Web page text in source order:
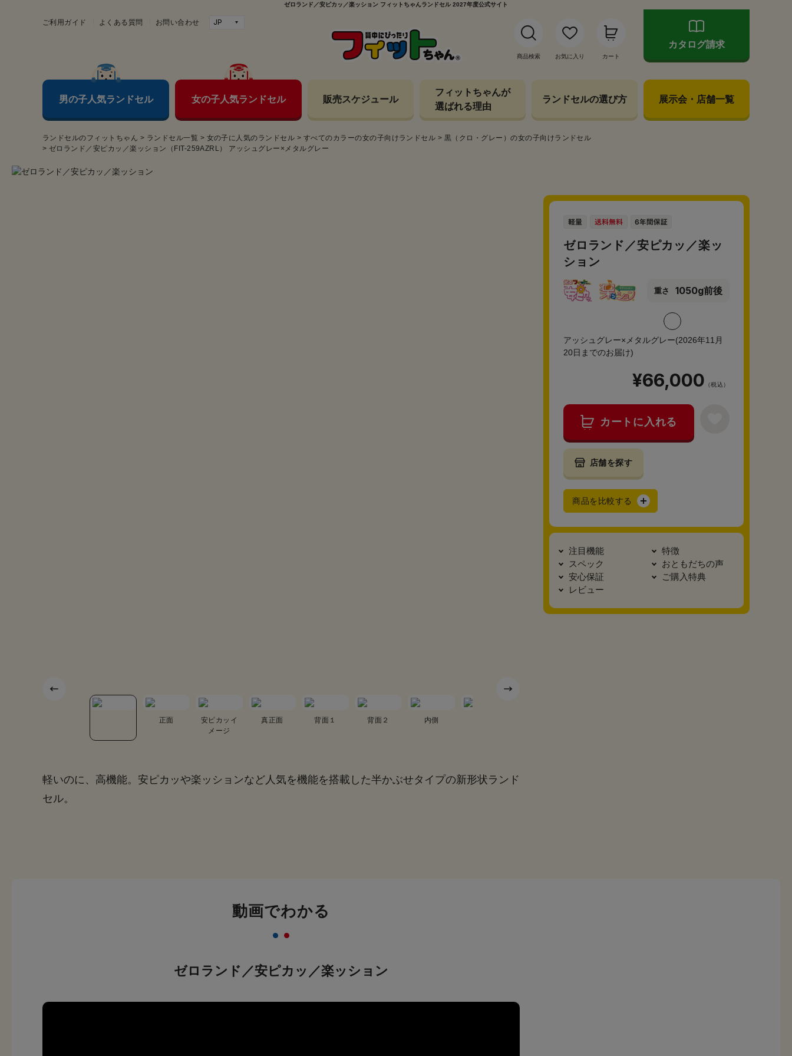
ゼロランド／安ピカッ／楽ッション フィットちゃんランドセル 2027年度公式サイト
ご利用ガイド よくある質問 お問い合わせ
商品検索 お気に入り カート
カタログ請求
男の子人気ランドセル 女の子人気ランドセル 販売スケジュール
フィットちゃんが
選ばれる理由
ランドセルの選び方 展示会・店舗一覧
ランドセルのフィットちゃん > ランドセル一覧 > 女の子に人気のランドセル > すべてのカラーの女の子向けランドセル > 黒（クロ・グレー）の女の子向けランドセル
> ゼロランド／安ピカッ／楽ッション（FIT-259AZRL） アッシュグレー×メタルグレー
正面
安ピカッイ
メージ
真正面 背面１ 背面２ 内側
軽いのに、高機能。安ピカッや楽ッションなど人気を機能を搭載した半かぶせタイプの新形状ランド
セル。
動画でわかる
ゼロランド／安ピカッ／楽ッション
ゼロランド／安ピカッ／楽ッ
ション
重さ 1050g前後
アッシュグレー×メタルグレー(2026年11月
20日までのお届け)
¥66,000 （税込）
カートに入れる
店舗を探す
商品を比較する
注目機能
特徴
スペック
おともだちの声
安心保証
ご購入特典
レビュー